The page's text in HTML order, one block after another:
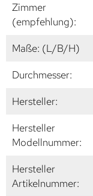
Zimmer
(empfehlung):
Maße: (L/B/H)
Durchmesser:
Hersteller:
Hersteller
Modellnummer:
Hersteller
Artikelnummer: